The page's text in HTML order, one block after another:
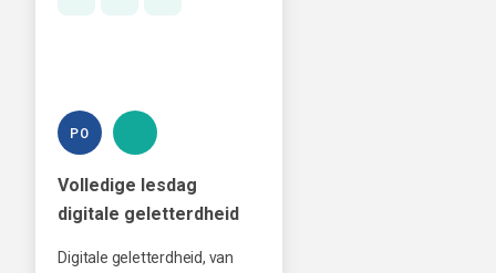
PO
Volledige lesdag
digitale geletterdheid
Digitale geletterdheid, van